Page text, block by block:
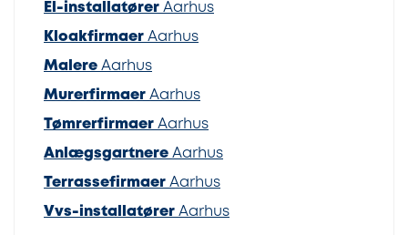
El-installatører Aarhus
Kloakfirmaer Aarhus
Malere Aarhus
Murerfirmaer Aarhus
Tømrerfirmaer Aarhus
Anlægsgartnere Aarhus
Terrassefirmaer Aarhus
Vvs-installatører Aarhus